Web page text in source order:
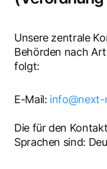
Unsere zentrale
Behörden nach
folgt:
E-Mail:
Die für den
Sprachen sind: